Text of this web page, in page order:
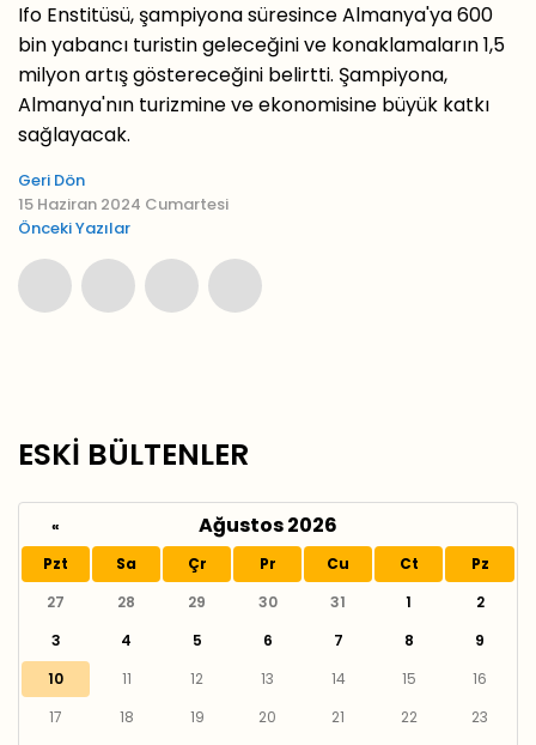
Ifo Enstitüsü, şampiyona süresince Almanya'ya 600
bin yabancı turistin geleceğini ve konaklamaların 1,5
milyon artış göstereceğini belirtti. Şampiyona,
Almanya'nın turizmine ve ekonomisine büyük katkı
sağlayacak.
Geri Dön
15 Haziran 2024 Cumartesi
Önceki Yazılar
ESKİ BÜLTENLER
« Ağustos 2026
Pzt Sa Çr Pr Cu Ct
Pz
27
28 29 30 31 1
2
3
4 5 6 7 8
9
10
11 12 13 14 15
16
17
18 19 20 21 22 23